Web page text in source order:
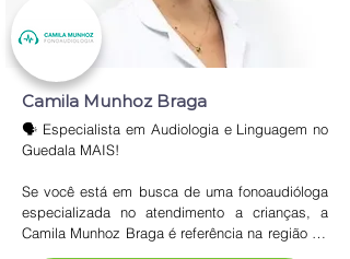
Camila Munhoz Braga
🗣️ Especialista em Audiologia e Linguagem no
Guedala MAIS!
Se você está em busca de uma fonoaudióloga
especializada no atendimento a crianças, a
Camila Munhoz Braga é referência na região do